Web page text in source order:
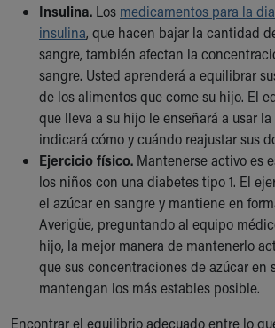
Insulina. Los medicamentos para la
insulina, que hacen bajar la cantidad
sangre, también afectan la
sangre. Usted aprenderá a equilibrar
de los alimentos que come su hijo. El
que lleva a su hijo le enseñará a usar
indicará cómo y cuándo reajustar sus
Ejercicio físico. Mantenerse activo es
los niños con una diabetes tipo 1. El
el azúcar en sangre y mantiene en
Averigüe, preguntando al equipo
hijo, la mejor manera de mantenerlo
que sus concentraciones de azúcar en
mantengan los más estables posible.
Encontrar el equilibrio adecuado entre lo